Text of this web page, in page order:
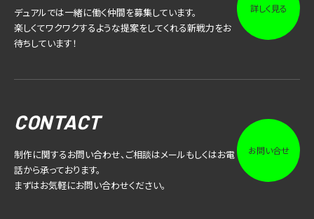
デュアルでは一緒に働く仲間を募集しています。
楽しくてワクワクするような提案をしてくれる新戦力をお
待ちしています！
詳しく見る
CONTACT
制作に関するお問い合わせ、ご相談はメールもしくはお電
話から承っております。
まずはお気軽にお問い合わせください。
お問い合せ